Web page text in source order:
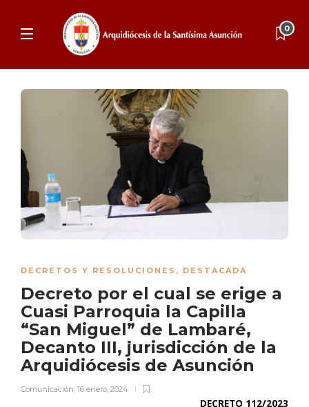
0
DECRETOS Y RESOLUCIONES , DESTACADA
Decreto por el cual se erige a
Cuasi Parroquia la Capilla
“San Miguel” de Lambaré,
Decanto III, jurisdicción de la
Arquidiócesis de Asunción
Comunicación, 16 enero, 2024
DECRETO 112/2023